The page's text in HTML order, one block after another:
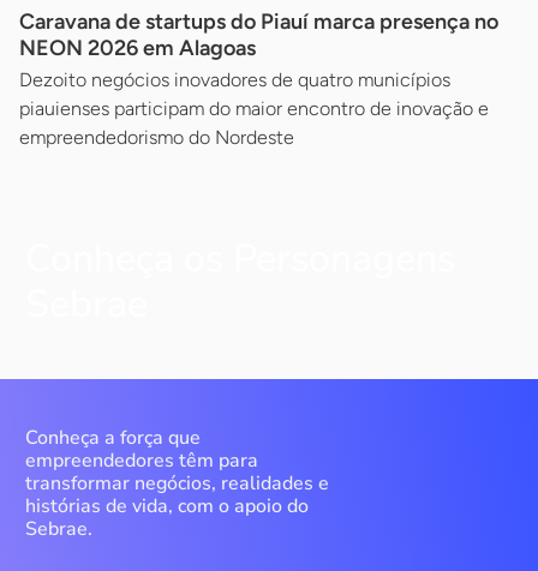
Caravana de startups do Piauí marca presença no
NEON 2026 em Alagoas
Dezoito negócios inovadores de quatro municípios
piauienses participam do maior encontro de inovação e
empreendedorismo do Nordeste
Conheça a força que
empreendedores têm para
transformar negócios, realidades e
histórias de vida, com o apoio do
Sebrae.